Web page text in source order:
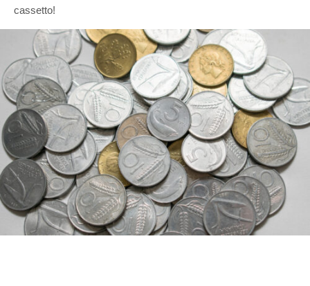
cassetto!